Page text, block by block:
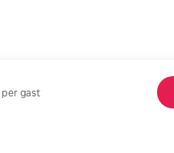
per gast
per gast